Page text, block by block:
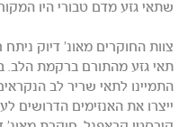
שתאי גזע מדם טבורי היו המקור
צוות החוקרים מאונ' דיוק
תאי גזע מהתורם ברקמת הלב.
ייצרו את האנזימים הדרושים